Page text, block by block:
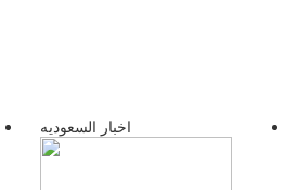
اخبار السعوديه